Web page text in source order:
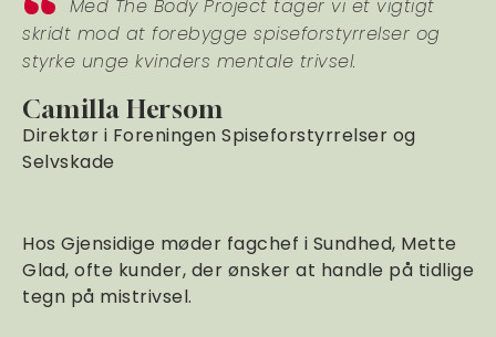
Med The Body Project tager vi et vigtigt
skridt mod at forebygge spiseforstyrrelser og
styrke unge kvinders mentale trivsel.
Camilla Hersom
Direktør i Foreningen Spiseforstyrrelser og
Selvskade
Hos Gjensidige møder fagchef i Sundhed, Mette
Glad, ofte kunder, der ønsker at handle på tidlige
tegn på mistrivsel.